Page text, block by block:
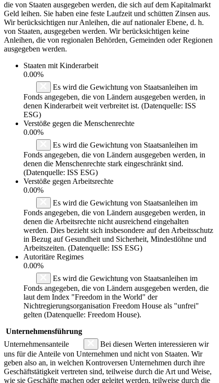
die von Staaten ausgegeben werden, die sich auf dem Kapitalmarkt
Geld leihen. Sie haben eine feste Laufzeit und schütten Zinsen aus.
Wir berücksichtigen nur Anleihen, die auf nationaler Ebene, d. h.
von Staaten, ausgegeben werden. Wir berücksichtigen keine
Anleihen, die von regionalen Behörden, Gemeinden oder Regionen
ausgegeben werden.
Staaten mit Kinderarbeit
0.00%
Es wird die Gewichtung von Staatsanleihen im
Fonds angegeben, die von Ländern ausgegeben werden, in
denen Kinderarbeit weit verbreitet ist. (Datenquelle: ISS
ESG)
Verstöße gegen die Menschenrechte
0.00%
Es wird die Gewichtung von Staatsanleihen im
Fonds angegeben, die von Ländern ausgegeben werden, in
denen die Menschenrechte stark eingeschränkt sind.
(Datenquelle: ISS ESG)
Verstöße gegen Arbeitsrechte
0.00%
Es wird die Gewichtung von Staatsanleihen im
Fonds angegeben, die von Ländern ausgegeben werden, in
denen die Arbeitsrechte nicht ausreichend eingehalten
werden. Dies bezieht sich insbesondere auf den Arbeitsschutz
in Bezug auf Gesundheit und Sicherheit, Mindestlöhne und
Arbeitszeiten. (Datenquelle: ISS ESG)
Autoritäre Regimes
0.00%
Es wird die Gewichtung von Staatsanleihen im
Fonds angegeben, die von Ländern ausgegeben werden, die
laut dem Index "Freedom in the World" der
Nichtregierungsorganisation Freedom House als "unfrei"
gelten (Datenquelle: Freedom House).
Unternehmensführung
Unternehmensanteile
Bei diesen Werten interessieren wir
uns für die Anteile von Unternehmen und nicht von Staaten. Wir
geben also an, in welchen Kontroversen Unternehmen durch ihre
Geschäftstätigkeit vertreten sind, teilweise durch die Art und Weise,
wie sie Geschäfte machen oder geleitet werden, teilweise durch die